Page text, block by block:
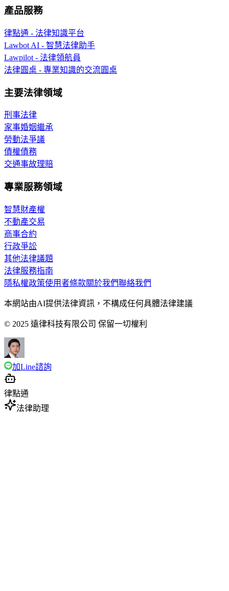
產品服務
律點通 - 法律知識平台
Lawbot AI - 智慧法律助手
Lawpilot - 法律領航員
法律圓桌 - 專業知識的交流圓桌
主要法律領域
刑事法律
家事婚姻繼承
勞動法爭議
債權債務
交通事故理賠
專業服務領域
智慧財產權
不動產交易
商事合約
行政爭訟
其他法律議題
法律服務指南
隱私權政策使用者條款關於我們聯絡我們
本網站由AI提供法律資訊，不構成任何具體法律建議
© 2025 遠律科技有限公司 保留一切權利
加Line諮詢
律點通
法律助理